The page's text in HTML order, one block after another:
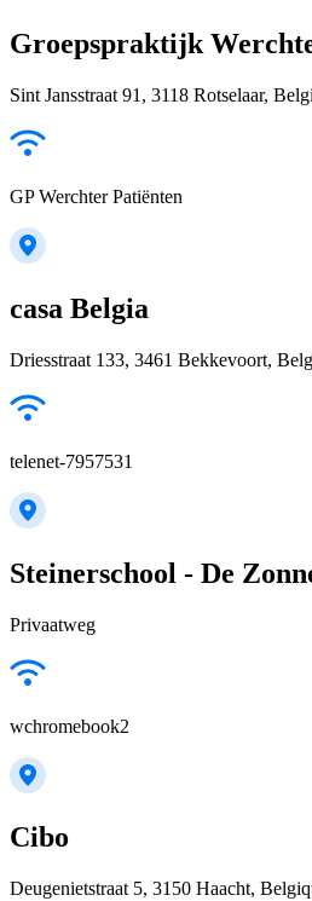
Groepspraktijk
Sint Jansstraat 91, 3118 Rotselaar,
GP Werchter Patiënten
casa Belgia
Driesstraat 133, 3461 Bekkevoort,
telenet-7957531
Steinerschool - De
Privaatweg
wchromebook2
Cibo
Deugenietstraat 5, 3150 Haacht,